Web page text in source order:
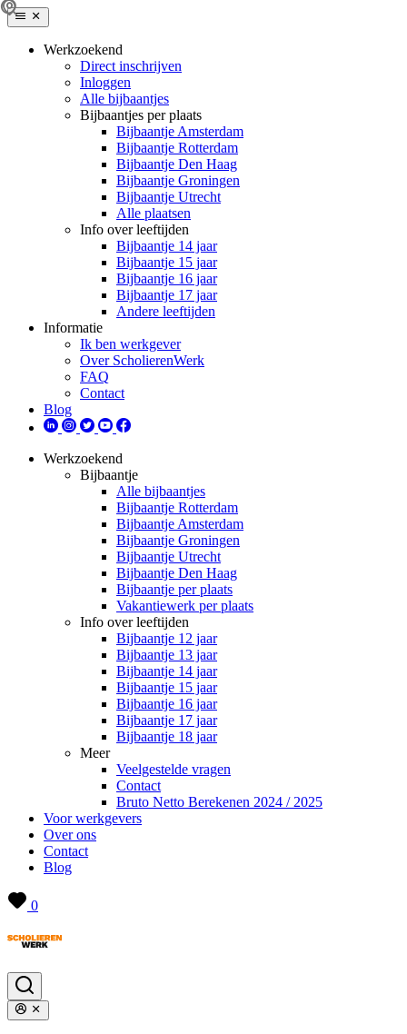
Werkzoekend
Direct inschrijven
Inloggen
Alle bijbaantjes
Bijbaantjes per plaats
Bijbaantje Amsterdam
Bijbaantje Rotterdam
Bijbaantje Den Haag
Bijbaantje Groningen
Bijbaantje Utrecht
Alle plaatsen
Info over leeftijden
Bijbaantje 14 jaar
Bijbaantje 15 jaar
Bijbaantje 16 jaar
Bijbaantje 17 jaar
Andere leeftijden
Informatie
Ik ben werkgever
Over ScholierenWerk
FAQ
Contact
Blog
Werkzoekend
Bijbaantje
Alle bijbaantjes
Bijbaantje Rotterdam
Bijbaantje Amsterdam
Bijbaantje Groningen
Bijbaantje Utrecht
Bijbaantje Den Haag
Bijbaantje per plaats
Vakantiewerk per plaats
Info over leeftijden
Bijbaantje 12 jaar
Bijbaantje 13 jaar
Bijbaantje 14 jaar
Bijbaantje 15 jaar
Bijbaantje 16 jaar
Bijbaantje 17 jaar
Bijbaantje 18 jaar
Meer
Veelgestelde vragen
Contact
Bruto Netto Berekenen 2024 / 2025
Voor werkgevers
Over ons
Contact
Blog
0